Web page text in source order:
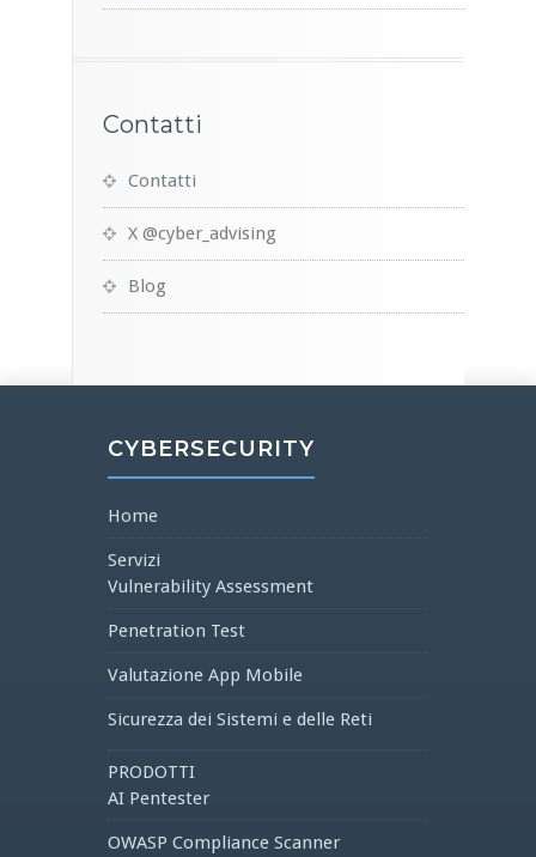
Contatti
Contatti
X @cyber_advising
Blog
CYBERSECURITY
Home
Servizi
Vulnerability Assessment
Penetration Test
Valutazione App Mobile
Sicurezza dei Sistemi e delle Reti
PRODOTTI
AI Pentester
OWASP Compliance Scanner